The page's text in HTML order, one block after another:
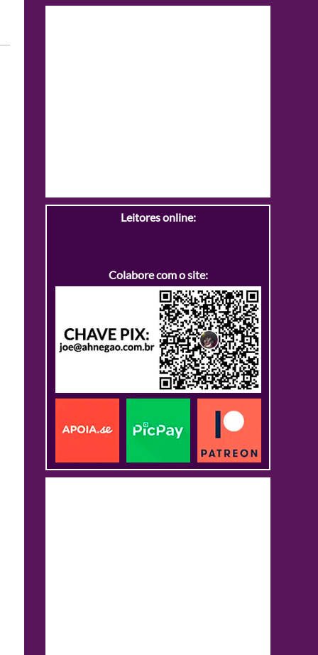
Leitores online:
Colabore com o site: